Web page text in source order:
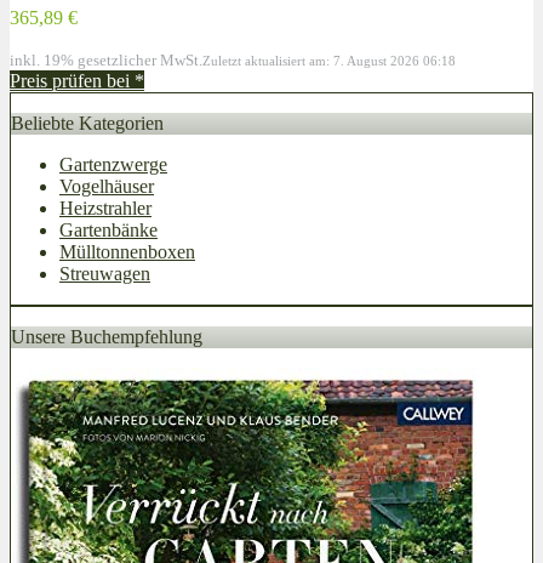
365,89 €
inkl. 19% gesetzlicher MwSt. Zuletzt aktualisiert am: 7. August 2026 06:18
Preis prüfen bei *
Beliebte Kategorien
Gartenzwerge
Vogelhäuser
Heizstrahler
Gartenbänke
Mülltonnenboxen
Streuwagen
Unsere Buchempfehlung